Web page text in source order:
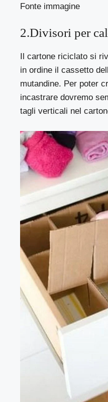
Fonte immagine
2.Divisori per
Il cartone riciclato si
in ordine il cassetto
mutandine. Per poter
incastrare dovremo
tagli verticali nel